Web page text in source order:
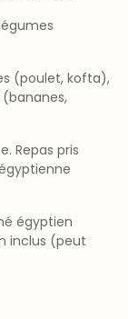
(poulet, kofta),
Repas pris
égyptien
inclus (peut